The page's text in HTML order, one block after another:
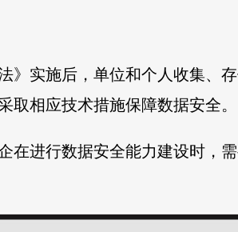
》实施后，单位和个人收集、
取相应技术措施保障数据安全。
在进行数据安全能力建设时，